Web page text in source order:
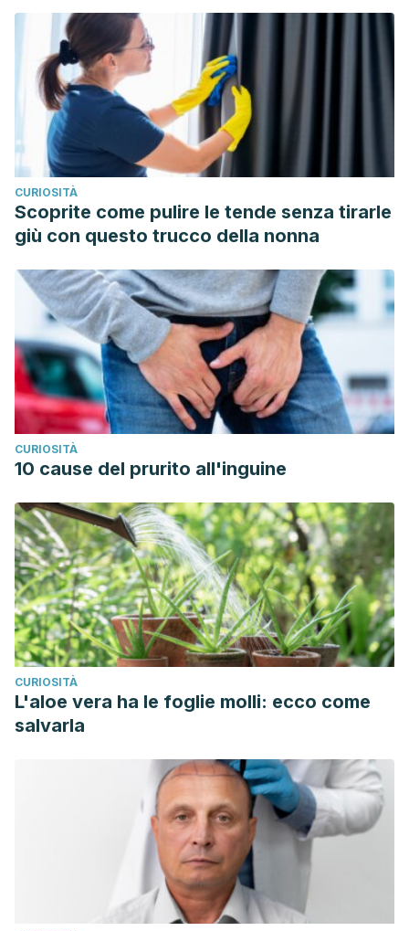
adulto adquirida en la comunidad. Rev. Med. Clin. Condes.
2014;25(3). Disponible en
https://reader.elsevier.com/reader/sd/pii/
east-1&originCreation=20221025012754.
CURIOSITÀ
Scoprite come pulire le tende senza tirarle
giù con questo trucco della nonna
CURIOSITÀ
10 cause del prurito all'inguine
CURIOSITÀ
L'aloe vera ha le foglie molli: ecco come
salvarla